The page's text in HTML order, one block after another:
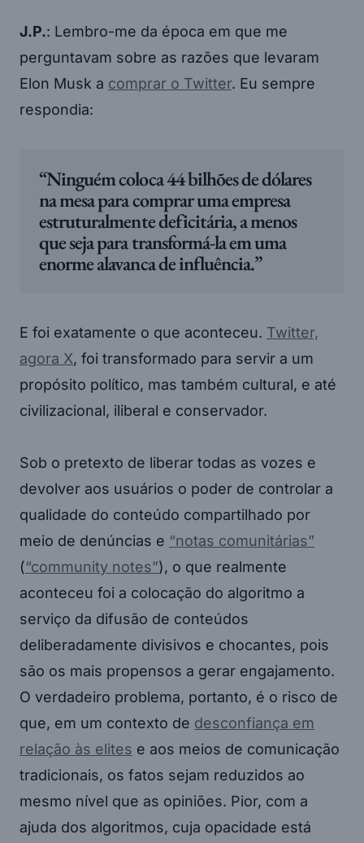
J.P.: Lembro-me da época em que me
perguntavam sobre as razões que levaram
Elon Musk a comprar o Twitter. Eu sempre
respondia:
“Ninguém coloca 44 bilhões de dólares
na mesa para comprar uma empresa
estruturalmente deficitária, a menos
que seja para transformá-la em uma
enorme alavanca de influência.”
E foi exatamente o que aconteceu. Twitter,
agora X, foi transformado para servir a um
propósito político, mas também cultural, e até
civilizacional, iliberal e conservador.
Sob o pretexto de liberar todas as vozes e
devolver aos usuários o poder de controlar a
qualidade do conteúdo compartilhado por
meio de denúncias e “notas comunitárias”
(“community notes”), o que realmente
aconteceu foi a colocação do algoritmo a
serviço da difusão de conteúdos
deliberadamente divisivos e chocantes, pois
são os mais propensos a gerar engajamento.
O verdadeiro problema, portanto, é o risco de
que, em um contexto de desconfiança em
relação às elites e aos meios de comunicação
tradicionais, os fatos sejam reduzidos ao
mesmo nível que as opiniões. Pior, com a
ajuda dos algoritmos, cuja opacidade está